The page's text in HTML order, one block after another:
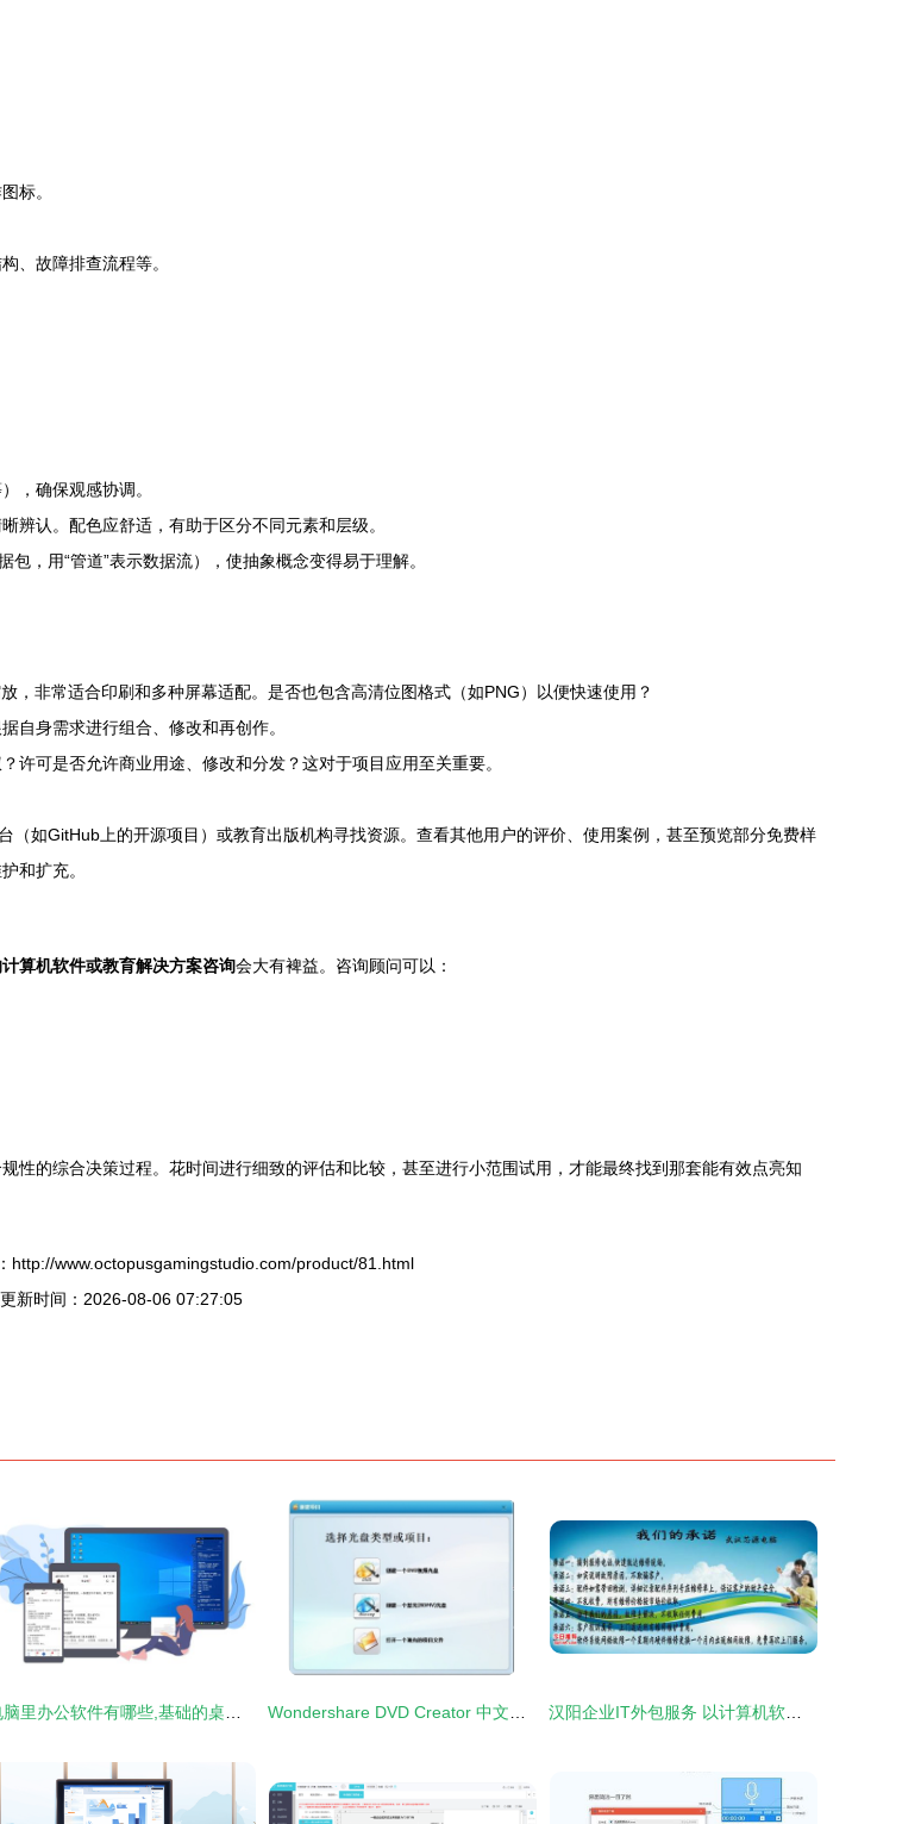
标。
、故障排查流程等。
，确保观感协调。
辨认。配色应舒适，有助于区分不同元素和层级。
，用“管道”表示数据流），使抽象概念变得易于理解。
，非常适合印刷和多种屏幕适配。是否也包含高清位图格式（如PNG）以便快速使用？
自身需求进行组合、修改和再创作。
许可是否允许商业用途、修改和分发？这对于项目应用至关重要。
如GitHub上的开源项目）或教育出版机构寻找资源。查看其他用户的评价、使用案例，甚至预览部分免费样
和扩充。
算机软件或教育解决方案咨询会大有裨益。咨询顾问可以：
性的综合决策过程。花时间进行细致的评估和比较，甚至进行小范围试用，才能最终找到那套能有效点亮知
http://www.octopusgamingstudio.com/product/81.html
更新时间：2026-08-06 07:27:05